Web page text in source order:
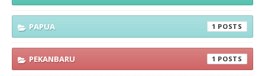
PAPUA 1
PEKANBARU 1